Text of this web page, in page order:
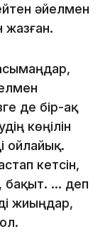
әйелмен
жазған.
де бір-ақ
көңілін
ойлайық.
кетсін,
бақыт. … деп
жиыңдар,